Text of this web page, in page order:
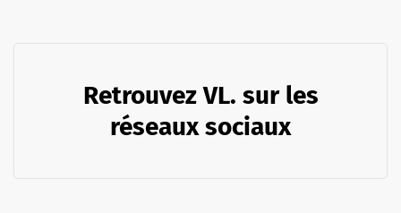
Retrouvez VL. sur les
réseaux sociaux